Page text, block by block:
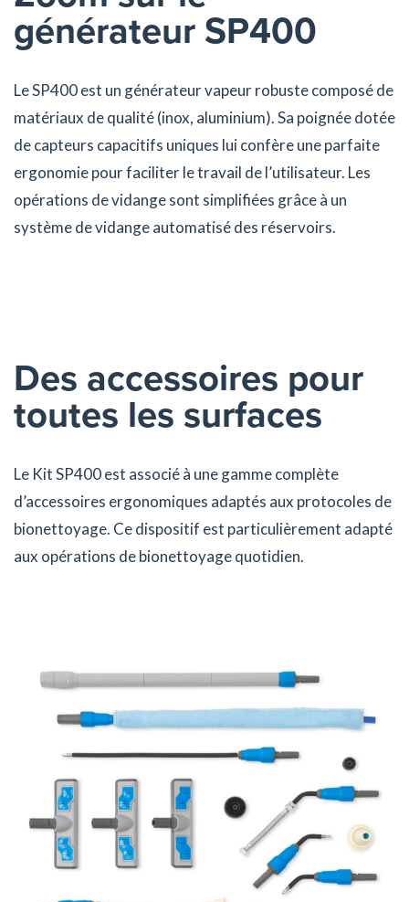
générateur SP400
Le SP400 est un générateur vapeur robuste composé de
matériaux de qualité (inox, aluminium). Sa poignée dotée
de capteurs capacitifs uniques lui confère une parfaite
ergonomie pour faciliter le travail de l’utilisateur. Les
opérations de vidange sont simplifiées grâce à un
système de vidange automatisé des réservoirs.
Des accessoires pour
toutes les surfaces
Le Kit SP400 est associé à une gamme complète
d’accessoires ergonomiques adaptés aux protocoles de
bionettoyage. Ce dispositif est particulièrement adapté
aux opérations de bionettoyage quotidien.